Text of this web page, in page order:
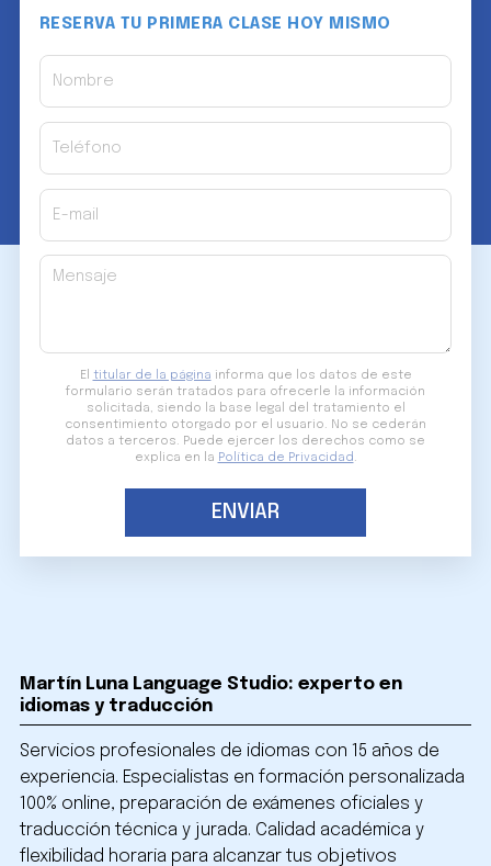
RESERVA TU PRIMERA CLASE HOY MISMO
Nombre
Teléfono
E-mail
Mensaje
El titular de la página informa que los datos de este
formulario serán tratados para ofrecerle la información
solicitada, siendo la base legal del tratamiento el
consentimiento otorgado por el usuario. No se cederán
datos a terceros. Puede ejercer los derechos como se
explica en la Política de Privacidad.
Martín Luna Language Studio: experto en
idiomas y traducción
Servicios profesionales de idiomas con 15 años de
experiencia. Especialistas en formación personalizada
100% online, preparación de exámenes oficiales y
traducción técnica y jurada. Calidad académica y
flexibilidad horaria para alcanzar tus objetivos